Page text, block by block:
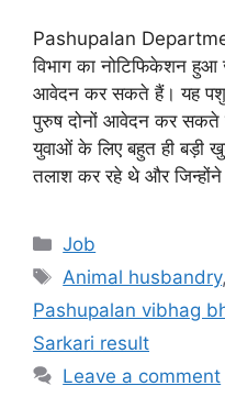
Pashupalan
विभाग का नोटिफिकेशन हुआ
आवेदन कर सकते हैं। यह
पुरुष दोनों आवेदन कर सकते
युवाओं के लिए बहुत ही बड़ी
तलाश कर रहे थे और
Categories
Job
Tags
Animal husbandry,
Pashupalan vibhag
Sarkari result
Leave a comment